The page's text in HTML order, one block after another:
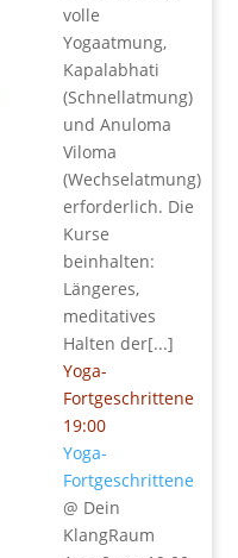
volle
Yogaatmung,
Kapalabhati
(Schnellatmung)
und Anuloma
Viloma
(Wechselatmung)
erforderlich. Die
Kurse
beinhalten:
Längeres,
meditatives
Halten der[...]
Yoga-
Fortgeschrittene
19:00
Yoga-
Fortgeschrittene
@ Dein
KlangRaum